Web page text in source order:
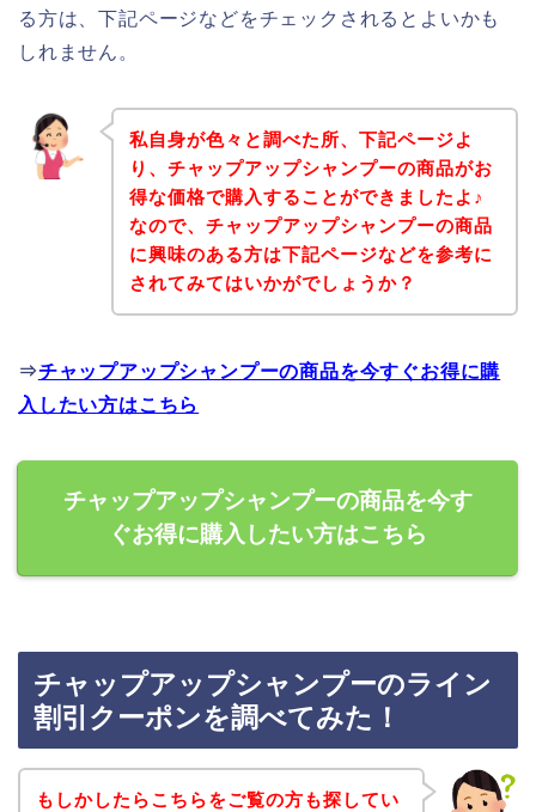
る方は、下記ページなどをチェックされるとよいかも
しれません。
私自身が色々と調べた所、下記ページよ
り、チャップアップシャンプーの商品がお
得な価格で購入することができましたよ♪
なので、チャップアップシャンプーの商品
に興味のある方は下記ページなどを参考に
されてみてはいかがでしょうか？
⇒チャップアップシャンプーの商品を今すぐお得に購
入したい方はこちら
チャップアップシャンプーの商品を今す
ぐお得に購入したい方はこちら
チャップアップシャンプーのライン
割引クーポンを調べてみた！
もしかしたらこちらをご覧の方も探してい